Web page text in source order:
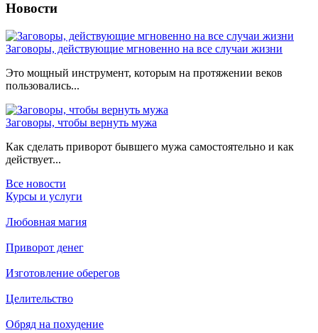
Новости
Заговоры, действующие мгновенно на все случаи жизни
Это мощный инструмент, которым на протяжении веков
пользовались...
Заговоры, чтобы вернуть мужа
Как сделать приворот бывшего мужа самостоятельно и как
действует...
Все новости
Курсы и услуги
Любовная магия
Приворот денег
Изготовление оберегов
Целительство
Обряд на похудение